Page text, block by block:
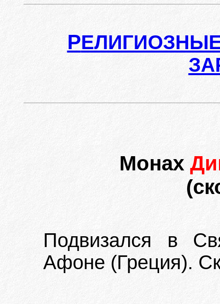
Р
Монах
Подвизался в
Афоне (Греция).